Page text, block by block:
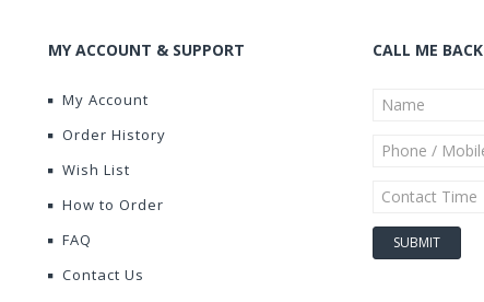
MY ACCOUNT & SUPPORT
My Account
Order History
Wish List
How to Order
FAQ
Contact Us
CALL ME BACK